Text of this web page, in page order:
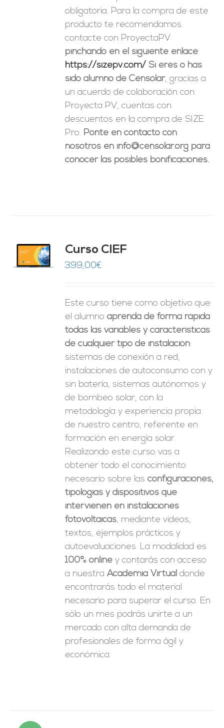
obligatoria. Para la compra de este
producto te recomendamos
contacte con ProyectaPV
pinchando en el siguiente enlace:
https://sizepv.com/ Si eres o has
sido alumno de Censolar, gracias a
un acuerdo de colaboración con
Proyecta PV, cuentas con
descuentos en la compra de SIZE
Pro. Ponte en contacto con
nosotros en info@censolar.org para
conocer las posibles bonificaciones.
Curso CIEF
399,00€
Este curso tiene como objetivo que
el alumnoaprenda de forma rápida
todas las variables y características
de cualquier tipo de instalación:
sistemas de conexión a red,
instalaciones de autoconsumo con y
sin batería, sistemas autónomos y
de bombeo solar, con la
metodología y experiencia propia
de nuestro centro, referente en
formación en energía solar.
Realizando este curso vas a
obtener todo el conocimiento
necesario sobre lasconfiguraciones,
tipologías y dispositivos que
intervienen en instalaciones
fotovoltaicas, mediante videos,
textos, ejemplos prácticos y
autoevaluaciones. La modalidad es
100% online y contarás con acceso
a nuestraAcademia Virtual donde
encontrarás todo el material
necesario para superar el curso. En
sólo un mes podrás unirte a un
mercado con alta demanda de
profesionales de forma ágil y
económica.